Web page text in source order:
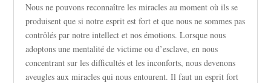
Nous ne pouvons reconnaître les miracles au moment où ils se
produisent que si notre esprit est fort et que nous ne sommes pas
contrôlés par notre intellect et nos émotions. Lorsque nous
adoptons une mentalité de victime ou d’esclave, en nous
concentrant sur les difficultés et les inconforts, nous devenons
aveugles aux miracles qui nous entourent. Il faut un esprit fort